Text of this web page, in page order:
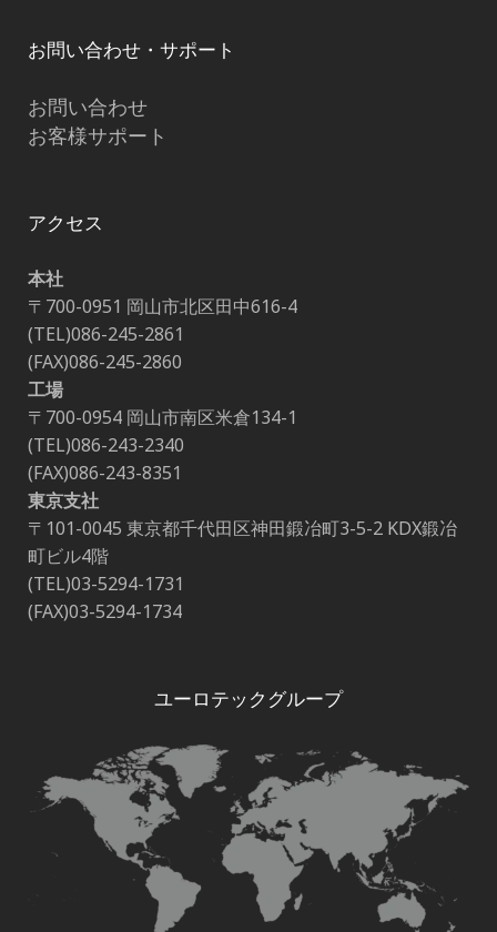
お問い合わせ・サポート
お問い合わせ
お客様サポート
アクセス
本社
〒700-0951 岡山市北区田中616-4
(TEL)086-245-2861
(FAX)086-245-2860
工場
〒700-0954 岡山市南区米倉134-1
(TEL)086-243-2340
(FAX)086-243-8351
東京支社
〒101-0045 東京都千代田区神田鍛冶町3-5-2 KDX鍛冶
町ビル4階
(TEL)03-5294-1731
(FAX)03-5294-1734
ユーロテックグループ